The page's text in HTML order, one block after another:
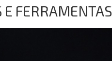
E FERRAMENTAS